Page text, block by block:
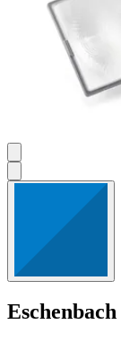
Eschenbach